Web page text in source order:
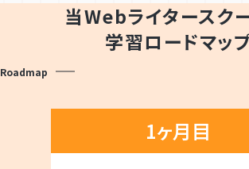
当Webライタースク
学習ロードマッ
Roadmap
1ヶ月目